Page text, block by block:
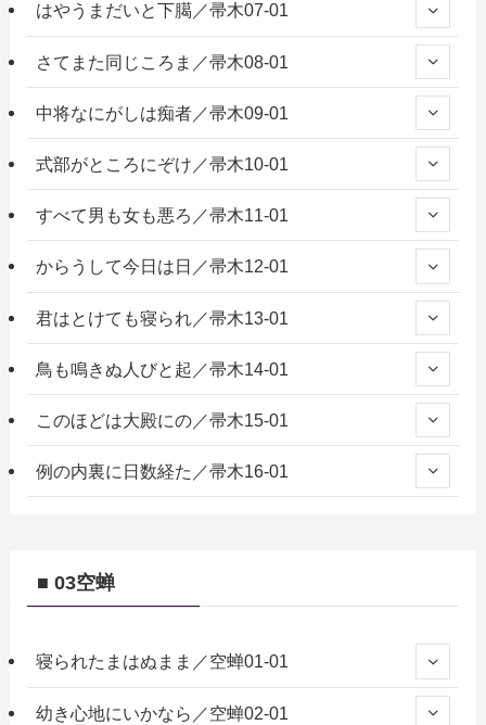
はやうまだいと下臈／帚木07-01
さてまた同じころま／帚木08-01
中将なにがしは痴者／帚木09-01
式部がところにぞけ／帚木10-01
すべて男も女も悪ろ／帚木11-01
からうして今日は日／帚木12-01
君はとけても寝られ／帚木13-01
鳥も鳴きぬ人びと起／帚木14-01
このほどは大殿にの／帚木15-01
例の内裏に日数経た／帚木16-01
■ 03空蝉
寝られたまはぬまま／空蝉01-01
幼き心地にいかなら／空蝉02-01